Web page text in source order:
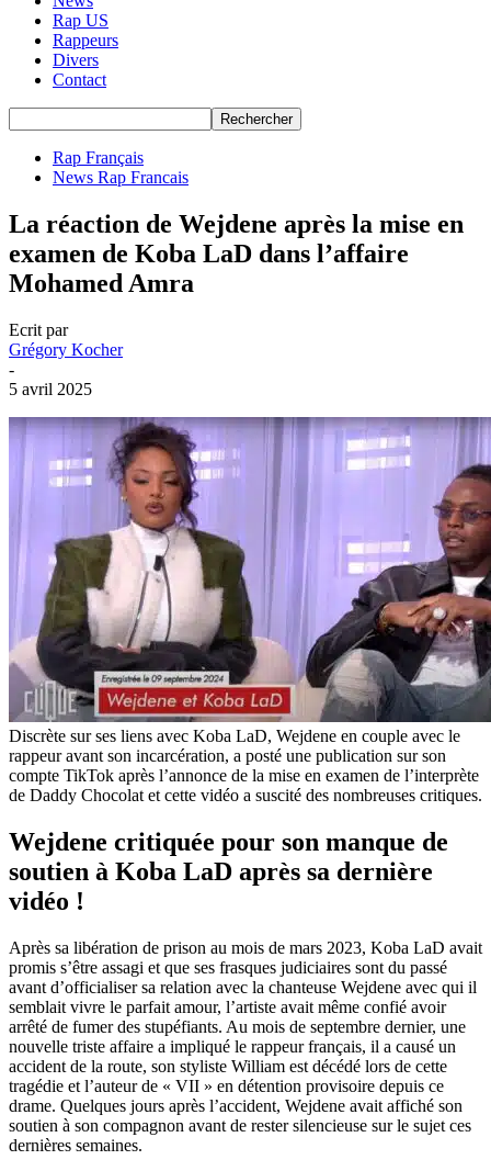
Rap US
Rappeurs
Divers
Contact
Rap Français
News Rap Francais
La réaction de Wejdene après la mise en
examen de Koba LaD dans l’affaire
Mohamed Amra
Ecrit par
Grégory Kocher
-
5 avril 2025
Discrète sur ses liens avec Koba LaD, Wejdene en couple avec le
rappeur avant son incarcération, a posté une publication sur son
compte TikTok après l’annonce de la mise en examen de l’interprète
de Daddy Chocolat et cette vidéo a suscité des nombreuses critiques.
Wejdene critiquée pour son manque de
soutien à Koba LaD après sa dernière
vidéo !
Après sa libération de prison au mois de mars 2023, Koba LaD avait
promis s’être assagi et que ses frasques judiciaires sont du passé
avant d’officialiser sa relation avec la chanteuse Wejdene avec qui il
semblait vivre le parfait amour, l’artiste avait même confié avoir
arrêté de fumer des stupéfiants. Au mois de septembre dernier, une
nouvelle triste affaire a impliqué le rappeur français, il a causé un
accident de la route, son styliste William est décédé lors de cette
tragédie et l’auteur de « VII » en détention provisoire depuis ce
drame. Quelques jours après l’accident, Wejdene avait affiché son
soutien à son compagnon avant de rester silencieuse sur le sujet ces
dernières semaines.